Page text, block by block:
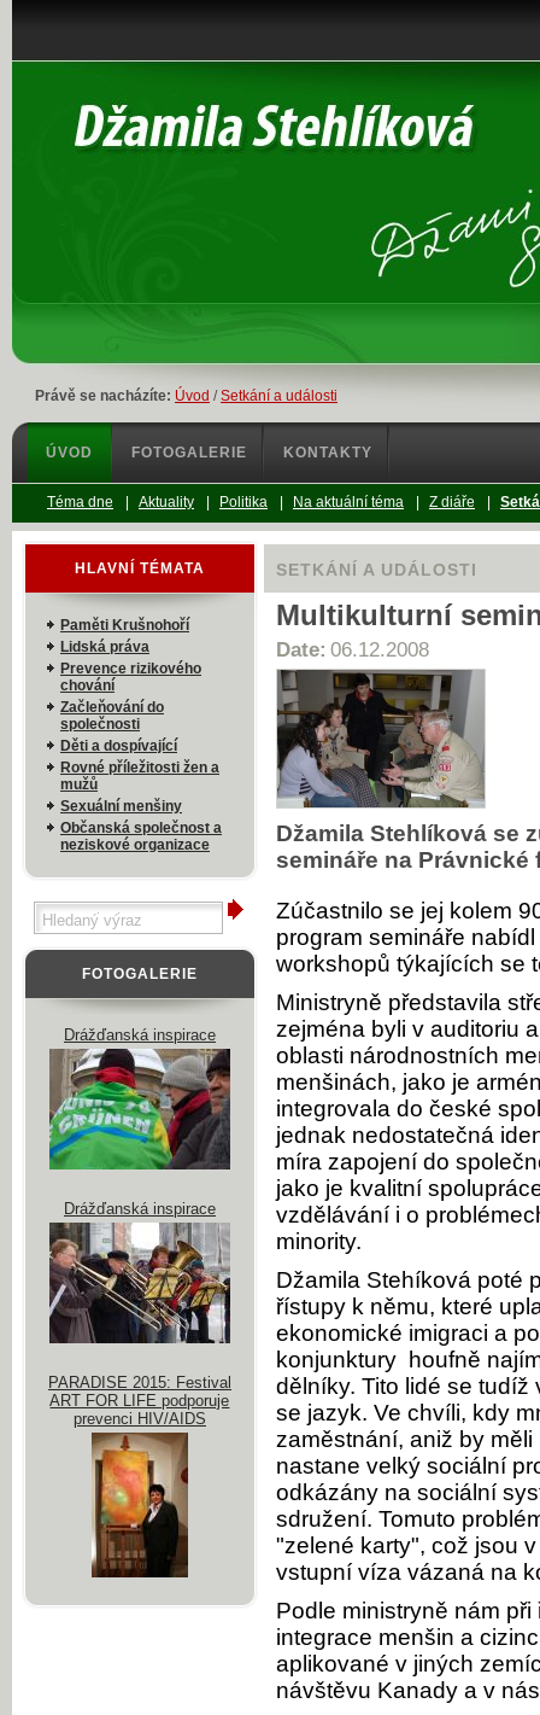
Právě se nacházíte: Úvod /Setkání a události
SETKÁNÍ A UDÁLOSTI
Multikulturní
Date: 06.12.2008
Džamila Stehlíková se
semináře na
Zúčastnilo se jej kolem
program semináře
workshopů týkajících se
Ministryně představila
zejména byli v auditoriu
oblasti národnostních
menšinách, jako je
integrovala do české
jednak nedostatečná
míra zapojení do
jako je kvalitní
vzdělávání i o
minority.
Džamila Stehíková poté
řístupy k němu, které
ekonomické imigraci a
konjunktury houfně
dělníky. Tito lidé se
se jazyk. Ve chvíli, kdy
zaměstnání, aniž by
nastane velký sociální
odkázány na sociální
sdružení. Tomuto
"zelené karty", což jsou
vstupní víza vázaná na
Podle ministryně nám
integrace menšin a
aplikované v jiných
návštěvu Kanady a v
HLAVNÍ TÉMATA
Paměti Krušnohoří
Lidská práva
Prevence rizikového
chování
Začleňování do
společnosti
Děti a dospívající
Rovné příležitosti žen a
mužů
Sexuální menšiny
Občanská společnost a
neziskové organizace
FOTOGALERIE
Drážďanská inspirace
Drážďanská inspirace
PARADISE 2015: Festival
ART FOR LIFE podporuje
prevenci HIV/AIDS
ÚVOD FOTOGALERIE KONTAKTY
Téma dne Aktuality Politika Na aktuální téma Z diáře